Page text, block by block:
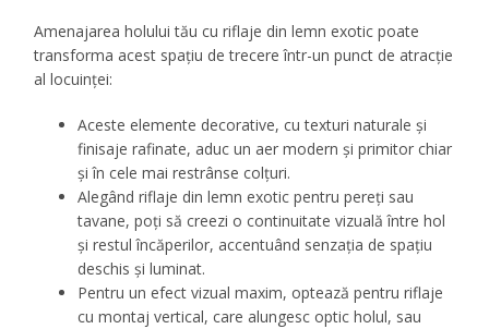
Amenajarea holului tău cu riflaje din lemn exotic poate
transforma acest spațiu de trecere într-un punct de atracție
al locuinței:
Aceste elemente decorative, cu texturi naturale și
finisaje rafinate, aduc un aer modern și primitor chiar
și în cele mai restrânse colțuri.
Alegând riflaje din lemn exotic pentru pereți sau
tavane, poți să creezi o continuitate vizuală între hol
și restul încăperilor, accentuând senzația de spațiu
deschis și luminat.
Pentru un efect vizual maxim, optează pentru riflaje
cu montaj vertical, care alungesc optic holul, sau